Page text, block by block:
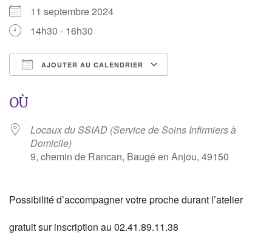
11 septembre 2024
14h30 - 16h30
AJOUTER AU CALENDRIER
OÙ
Locaux du SSIAD (Service de Soins Infirmiers à
Domicile)
9, chemin de Rancan, Baugé en Anjou, 49150
Possibilité d’accompagner votre proche durant l’atelier
gratuit sur inscription au 02.41.89.11.38